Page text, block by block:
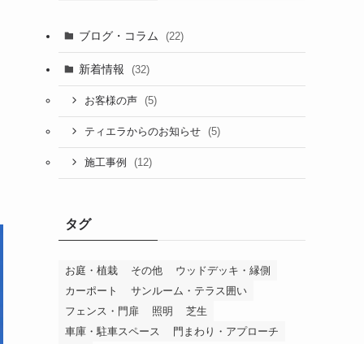
ブログ・コラム (22)
新着情報 (32)
お客様の声 (5)
ティエラからのお知らせ (5)
施工事例 (12)
タグ
お庭・植栽 その他
ウッドデッキ・縁側
カーポート
サンルーム・テラス囲い
フェンス・門扉
照明
芝生
車庫・駐車スペース
門まわり・アプローチ